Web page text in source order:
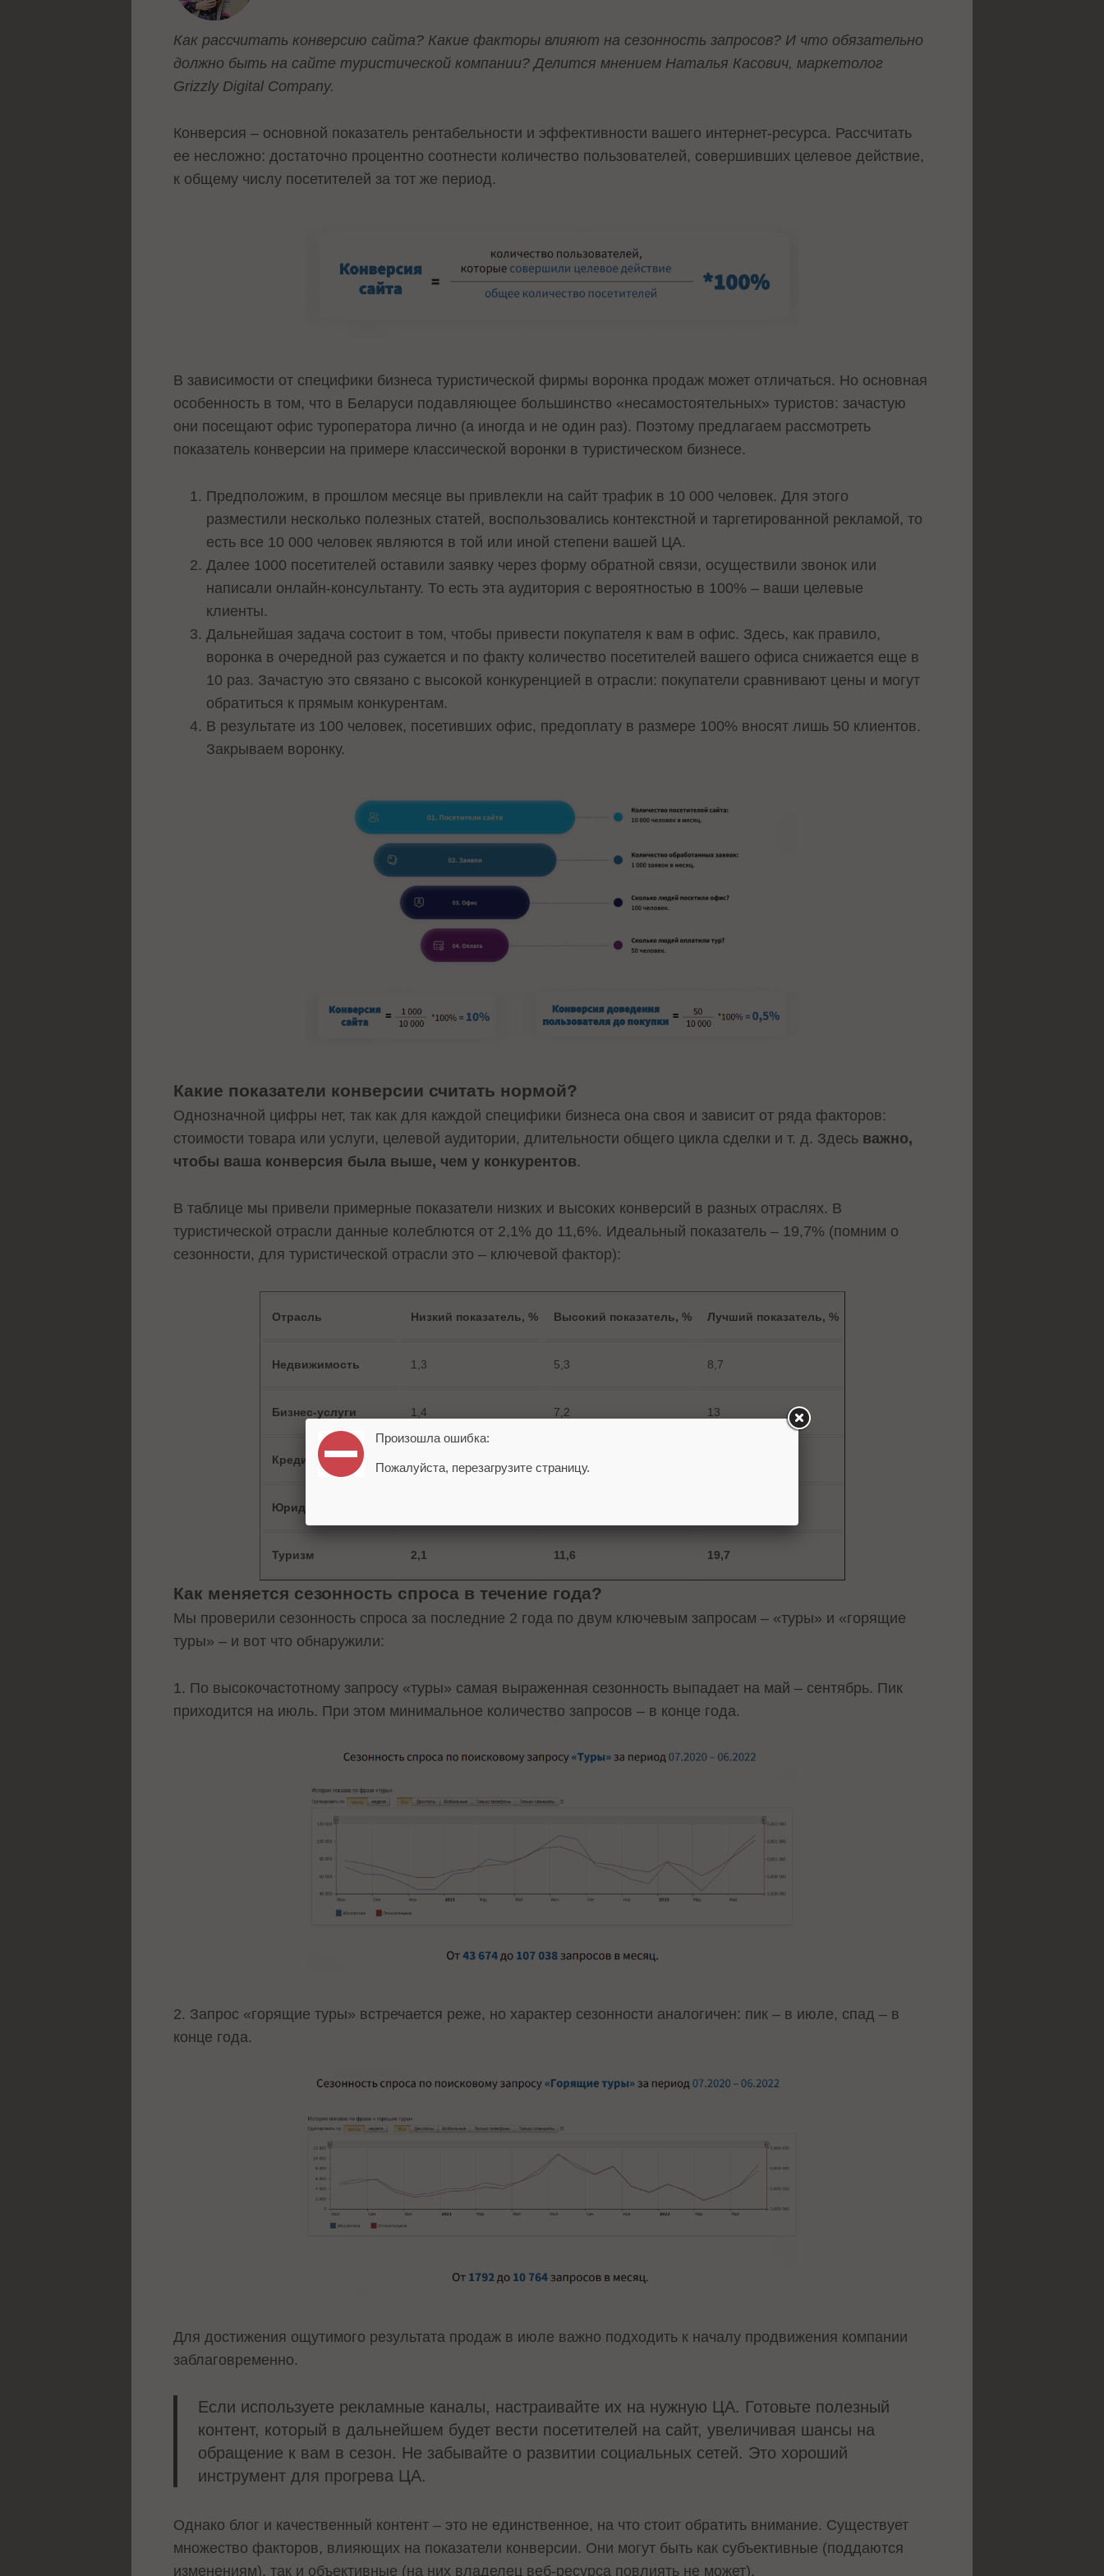
Как рассчитать конверсию сайта? Какие факторы влияют на сезонность запросов? И что обязательно
должно быть на сайте туристической компании? Делится мнением Наталья Касович, маркетолог
Grizzly Digital Company.
Конверсия – основной показатель рентабельности и эффективности вашего интернет-ресурса. Рассчитать
ее несложно: достаточно процентно соотнести количество пользователей, совершивших целевое действие,
к общему числу посетителей за тот же период.
В зависимости от специфики бизнеса туристической фирмы воронка продаж может отличаться. Но основная
особенность в том, что в Беларуси подавляющее большинство «несамостоятельных» туристов: зачастую
они посещают офис туроператора лично (а иногда и не один раз). Поэтому предлагаем рассмотреть
показатель конверсии на примере классической воронки в туристическом бизнесе.
Предположим, в прошлом месяце вы привлекли на сайт трафик в 10 000 человек. Для этого
разместили несколько полезных статей, воспользовались контекстной и таргетированной рекламой, то
есть все 10 000 человек являются в той или иной степени вашей ЦА.
Далее 1000 посетителей оставили заявку через форму обратной связи, осуществили звонок или
написали онлайн-консультанту. То есть эта аудитория с вероятностью в 100% – ваши целевые
клиенты.
Дальнейшая задача состоит в том, чтобы привести покупателя к вам в офис. Здесь, как правило,
воронка в очередной раз сужается и по факту количество посетителей вашего офиса снижается еще в
10 раз. Зачастую это связано с высокой конкуренцией в отрасли: покупатели сравнивают цены и могут
обратиться к прямым конкурентам.
В результате из 100 человек, посетивших офис, предоплату в размере 100% вносят лишь 50 клиентов.
Закрываем воронку.
Какие показатели конверсии считать нормой?
Однозначной цифры нет, так как для каждой специфики бизнеса она своя и зависит от ряда факторов:
стоимости товара или услуги, целевой аудитории, длительности общего цикла сделки и т. д. Здесь важно,
чтобы ваша конверсия была выше, чем у конкурентов.
В таблице мы привели примерные показатели низких и высоких конверсий в разных отраслях. В
туристической отрасли данные колеблются от 2,1% до 11,6%. Идеальный показатель – 19,7% (помним о
сезонности, для туристической отрасли это – ключевой фактор):
Отрасль Низкий показатель, % Высокий показатель, % Лучший показатель, %
Недвижимость 1,3 5,3 8,7
Бизнес-услуги 1,4 7,2 13
Кредитование
Юридические услуги
Туризм 2,1 11,6 19,7
Как меняется сезонность спроса в течение года?
Мы проверили сезонность спроса за последние 2 года по двум ключевым запросам – «туры» и «горящие
туры» – и вот что обнаружили:
1. По высокочастотному запросу «туры» самая выраженная сезонность выпадает на май – сентябрь. Пик
приходится на июль. При этом минимальное количество запросов – в конце года.
2. Запрос «горящие туры» встречается реже, но характер сезонности аналогичен: пик – в июле, спад – в
конце года.
Для достижения ощутимого результата продаж в июле важно подходить к началу продвижения компании
заблаговременно.
Если используете рекламные каналы, настраивайте их на нужную ЦА. Готовьте полезный
контент, который в дальнейшем будет вести посетителей на сайт, увеличивая шансы на
обращение к вам в сезон. Не забывайте о развитии социальных сетей. Это хороший
инструмент для прогрева ЦА.
Однако блог и качественный контент – это не единственное, на что стоит обратить внимание. Существует
множество факторов, влияющих на показатели конверсии. Они могут быть как субъективные (поддаются
изменениям), так и объективные (на них владелец веб-ресурса повлиять не может).
Произошла ошибка:
Пожалуйста, перезагрузите страницу.